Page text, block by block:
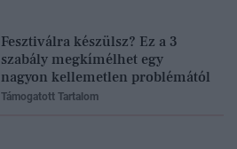
Fesztiválra készülsz? Ez a 3
szabály megkímélhet egy
nagyon kellemetlen problémától
Támogatott Tartalom